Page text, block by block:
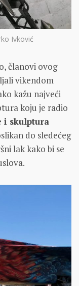
Ivković
članovi ovog
vikendom
kažu najveći
koju je radio
i skulptura
do sledećeg
lak kako bi se